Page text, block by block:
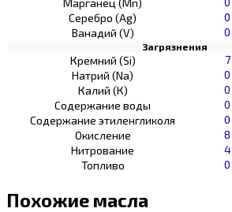
Серебро (Ag)
0
Ванадий (V)
0
Загрязнения
Кремний (Si) 7
Натрий (Na)
0
Калий (К)
0
Содержание воды
0
Содержание этиленгликоля
0
Окисление
8
Нитрование
4
Топливо
0
Похожие масла